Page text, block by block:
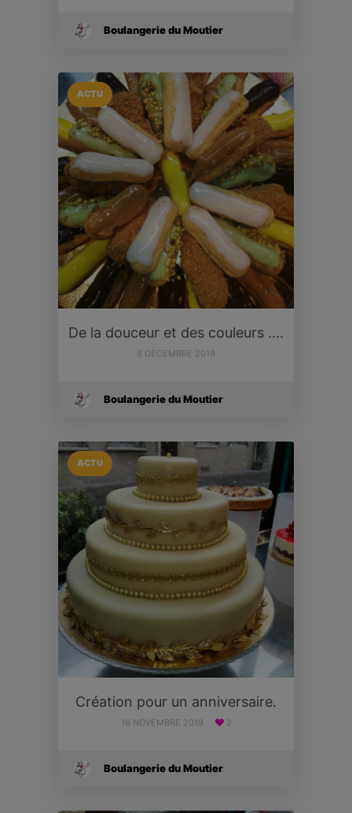
Boulangerie du Moutier
ACTU
De la douceur et des couleurs ....
8 DÉCEMBRE 2019
Boulangerie du Moutier
ACTU
Création pour un anniversaire.
16 NOVEMBRE 2019 2
Boulangerie du Moutier